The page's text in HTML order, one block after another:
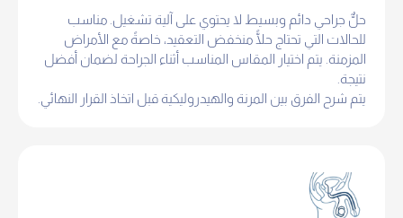
حلٌّ جراحي دائم وبسيط لا يحتوي على آلية تشغيل. مناسب
للحالات التي تحتاج حلًّا منخفض التعقيد، خاصةً مع الأمراض
المزمنة. يتم اختيار المقاس المناسب أثناء الجراحة لضمان أفضل
نتيجة.
يتم شرح الفرق بين المرنة والهيدروليكية قبل اتخاذ القرار النهائي.